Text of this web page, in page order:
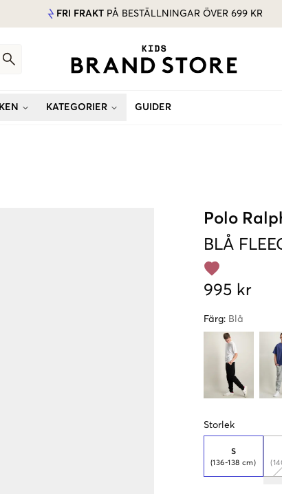
FRI FRAKT PÅ BESTÄLLNINGAR ÖVER 699 KR
KATEGORIER GUIDER
Polo
BLÅ
995 kr
Färg: Blå
Storlek
S
(136-138 cm)